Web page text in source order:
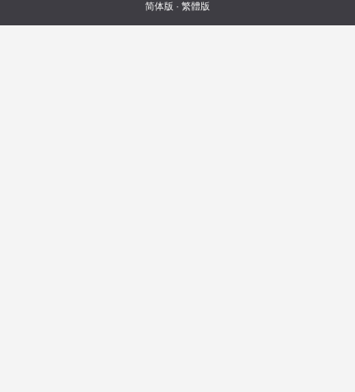
机械天才姜浮生死后，穿到了虫族文里，还得到
了一个完全按照他xp长的老婆。但老婆口口声声
简体版 · 繁體版